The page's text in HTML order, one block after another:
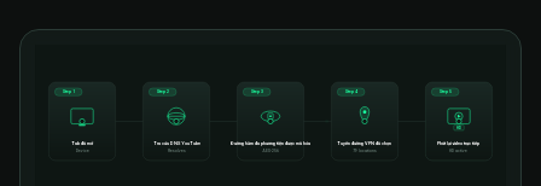
Step 1
Tab đã mở
Device
Step 2
Tra cứu DNS YouTube
Resolves
Step 3
Đường hầm đa phương tiện được mã hóa
AES-256
Step 4
Tuyến đường VPN đã chọn
79 locations
Step 5
HD
Phát lại video trực tiếp
HD active